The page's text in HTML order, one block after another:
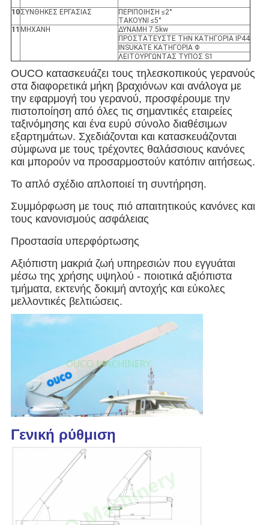
10ΣΥΝΘΗΚΕΣ ΕΡΓΑΣΙΑΣ
ΠΕΡΙΠΟΙΗΣΗ ≤2°
ΤΑΚΟΥΝΙ ≤5°
11 ΜΗΧΑΝΗ
ΔΥΝΑΜΗ 7.5kw
ΠΡΟΣΤΑΤΕΥΣΤΕ ΤΗΝ ΚΑΤΗΓΟΡΙΑ IP44
INSUKATE ΚΑΤΗΓΟΡΙΑ Φ
ΛΕΙΤΟΥΡΓΩΝΤΑΣ ΤΥΠΟΣ S1
OUCO κατασκευάζει τους τηλεσκοπικούς γερανούς
στα διαφορετικά μήκη βραχιόνων και ανάλογα με
την εφαρμογή του γερανού, προσφέρουμε την
πιστοποίηση από όλες τις σημαντικές εταιρείες
ταξινόμησης και ένα ευρύ σύνολο διαθέσιμων
εξαρτημάτων. Σχεδιάζονται και κατασκευάζονται
σύμφωνα με τους τρέχοντες θαλάσσιους κανόνες
και μπορούν να προσαρμοστούν κατόπιν αιτήσεως.
Το απλό σχέδιο απλοποιεί τη συντήρηση.
Συμμόρφωση με τους πιό απαιτητικούς κανόνες και
τους κανονισμούς ασφάλειας
Προστασία υπερφόρτωσης
Αξιόπιστη μακριά ζωή υπηρεσιών που εγγυάται
μέσω της χρήσης υψηλού - ποιοτικά αξιόπιστα
τμήματα, εκτενής δοκιμή αντοχής και εύκολες
μελλοντικές βελτιώσεις.
Γενική ρύθμιση